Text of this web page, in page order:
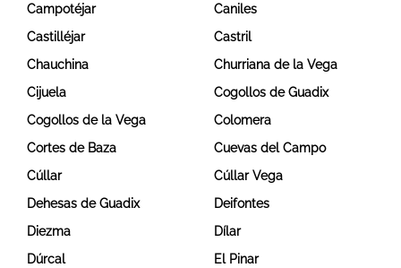
Campotéjar
Caniles
Castilléjar
Castril
Chauchina
Churriana de la Vega
Cijuela
Cogollos de Guadix
Cogollos de la Vega
Colomera
Cortes de Baza
Cuevas del Campo
Cúllar
Cúllar Vega
Dehesas de Guadix
Deifontes
Diezma
Dílar
Dúrcal
El Pinar